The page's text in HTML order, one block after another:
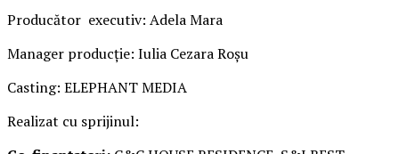
Producător executiv: Adela Mara
Manager producție: Iulia Cezara Roșu
Casting: ELEPHANT MEDIA
Realizat cu sprijinul: